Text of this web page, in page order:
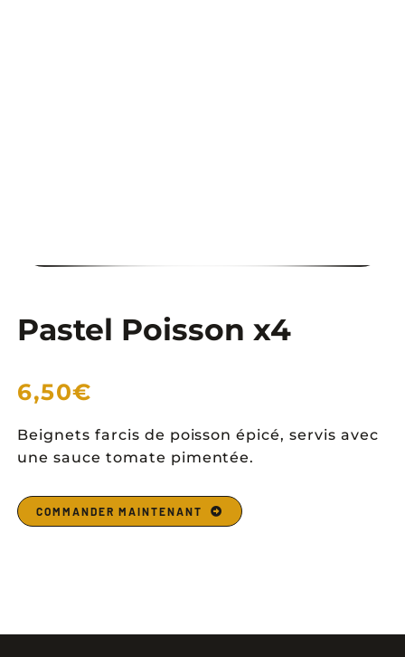
Pastel Poisson x4
6,50€
Beignets farcis de poisson épicé, servis avec
une sauce tomate pimentée.
COMMANDER MAINTENANT